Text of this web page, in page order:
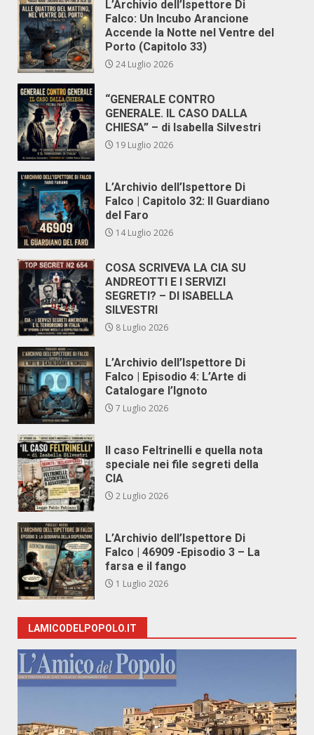
L’Archivio dell’Ispettore Di
Falco: Un Incubo Arancione
Accende la Notte nel Ventre del
Porto (Capitolo 33)
24 Luglio 2026
“GENERALE CONTRO
GENERALE. IL CASO DALLA
CHIESA” – di Isabella Silvestri
19 Luglio 2026
L’Archivio dell’Ispettore Di
Falco | Capitolo 32: Il Guardiano
del Faro
14 Luglio 2026
COSA SCRIVEVA LA CIA SU
ANDREOTTI E I SERVIZI
SEGRETI? – DI ISABELLA
SILVESTRI
8 Luglio 2026
L’Archivio dell’Ispettore Di
Falco | Episodio 4: L’Arte di
Catalogare l’Ignoto
7 Luglio 2026
Il caso Feltrinelli e quella nota
speciale nei file segreti della
CIA
2 Luglio 2026
L’Archivio dell’Ispettore Di
Falco | 46909 -Episodio 3 – La
farsa e il fango
1 Luglio 2026
LAMICODELPOPOLO.IT